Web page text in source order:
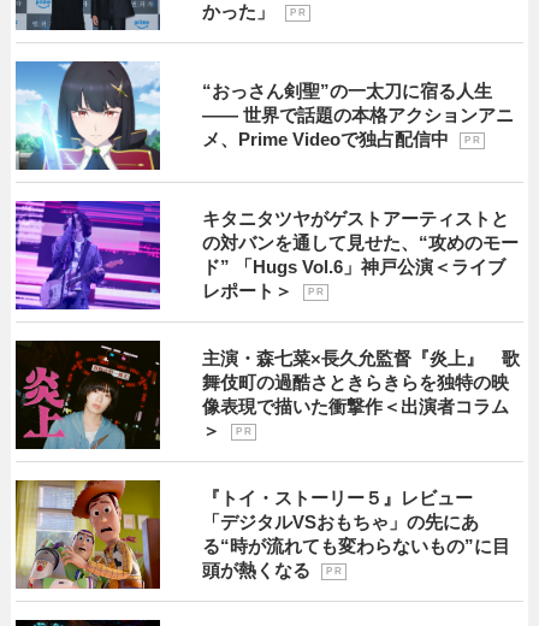
かった」
P R
“おっさん剣聖”の一太刀に宿る人生
―― 世界で話題の本格アクションアニ
メ、Prime Videoで独占配信中
P R
キタニタツヤがゲストアーティストと
の対バンを通して見せた、“攻めのモー
ド” 「Hugs Vol.6」神戸公演＜ライブ
レポート＞
P R
主演・森七菜×長久允監督『炎上』 歌
舞伎町の過酷さときらきらを独特の映
像表現で描いた衝撃作＜出演者コラム
＞
P R
『トイ・ストーリー５』レビュー
「デジタルVSおもちゃ」の先にあ
る“時が流れても変わらないもの”に目
頭が熱くなる
P R